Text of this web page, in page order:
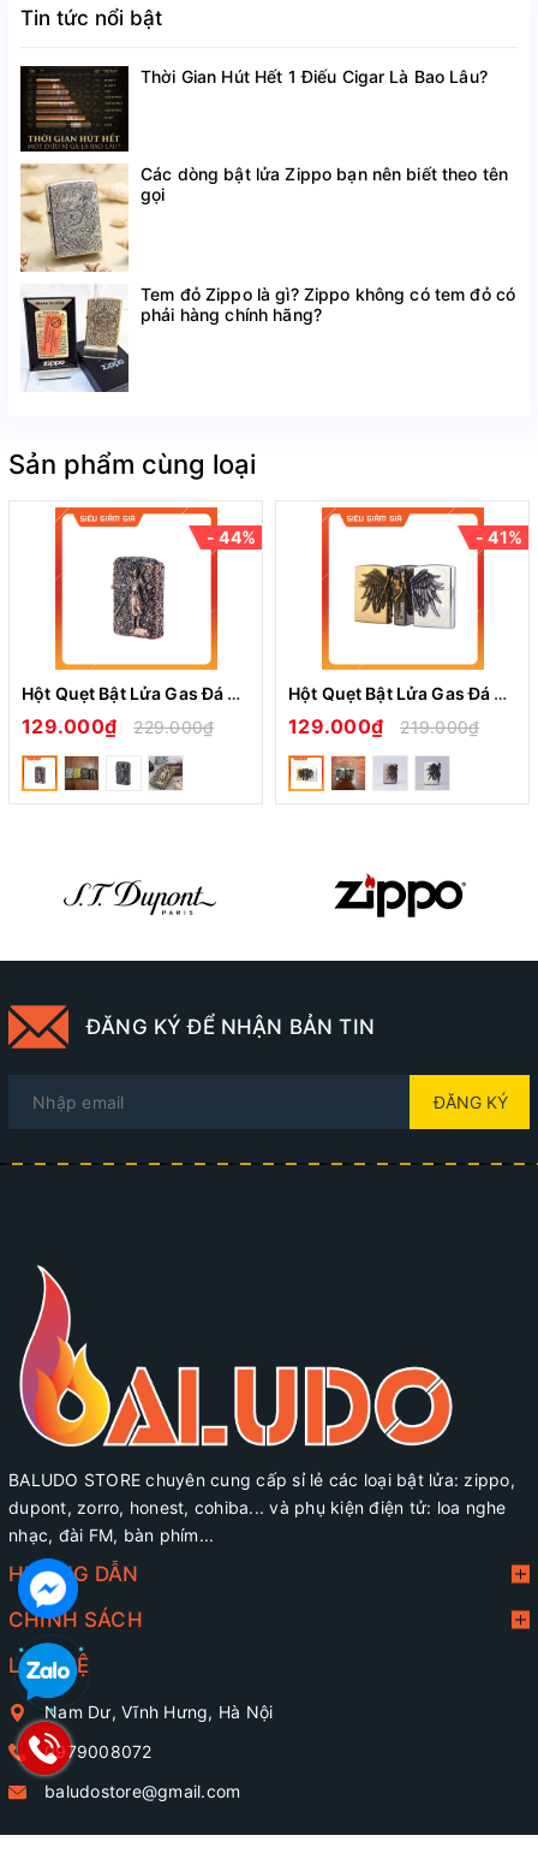
Tin tức nổi bật
Thời Gian Hút Hết 1 Điếu Cigar Là Bao Lâu?
Các dòng bật lửa Zippo bạn nên biết theo tên
gọi
Tem đỏ Zippo là gì? Zippo không có tem đỏ có
phải hàng chính hãng?
Sản phẩm cùng loại
- 44%
Hột Quẹt Bật Lửa Gas Đá YF832 Đắp Nổi Họa Tiết Tôn Ngộ Không Cưỡi Mây - Giao Màu Ngẫu Nhiên
129.000₫ 229.000₫
- 41%
Hột Quẹt Bật Lửa Gas Đá Z1050 Ốp Nổi 3 Mặt Họa Tiết Nữ Chiến Binh Amazon Thần Thoại Cực Đẹp -Nhiều Màu
129.000₫ 219.000₫
ĐĂNG KÝ ĐỂ NHẬN BẢN TIN
ĐĂNG KÝ
BALUDO STORE chuyên cung cấp sỉ lẻ các loại bật lửa: zippo,
dupont, zorro, honest, cohiba... và phụ kiện điện tử: loa nghe
nhạc, đài FM, bàn phím...
HƯỚNG DẪN
CHÍNH SÁCH
LIÊN HỆ
Nam Dư, Vĩnh Hưng, Hà Nội
0979008072
baludostore@gmail.com